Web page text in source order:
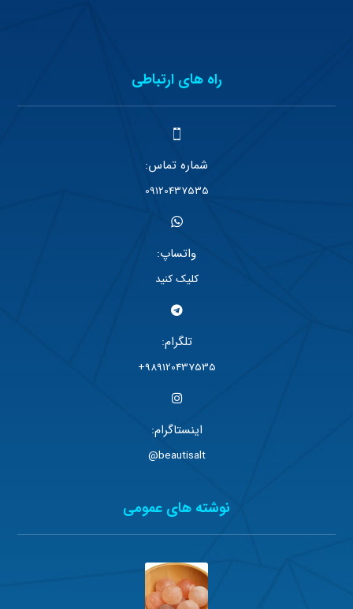
راه های ارتباطی
شماره تماس:
09120437535
واتساپ:
کلیک کنید
تلگرام:
989120437535+
اینستاگرام:
beautisalt@
نوشته های عمومی